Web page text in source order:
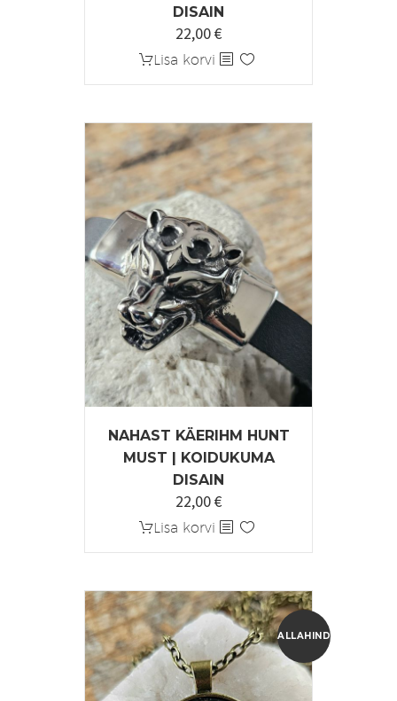
DISAIN
22,00€
Lisa korvi
NAHAST KÄERIHM HUNT
MUST | KOIDUKUMA
DISAIN
22,00€
Lisa korvi
ALLAHINDLUS!